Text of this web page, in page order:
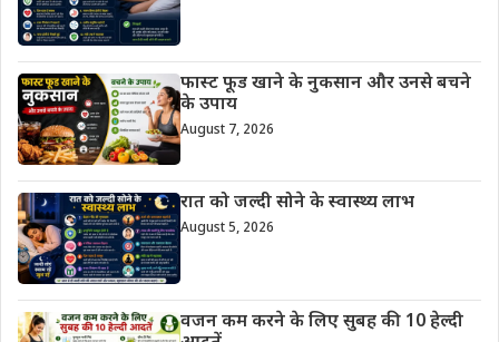
फास्ट फूड खाने के नुकसान और उनसे बचने
के उपाय
August 7, 2026
रात को जल्दी सोने के स्वास्थ्य लाभ
August 5, 2026
वजन कम करने के लिए सुबह की 10 हेल्दी